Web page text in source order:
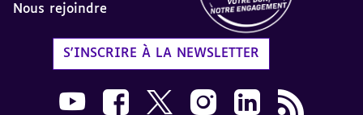
Nous rejoindre
S'INSCRIRE À LA NEWSLETTER
Nous suivre sur Youtube AVH dans une
Nous suivre sur Facebook AVH dans
Nous suivre sur X AVH dans une
Nous suivre sur Instagram
Nous suivre sur
Flux RSS